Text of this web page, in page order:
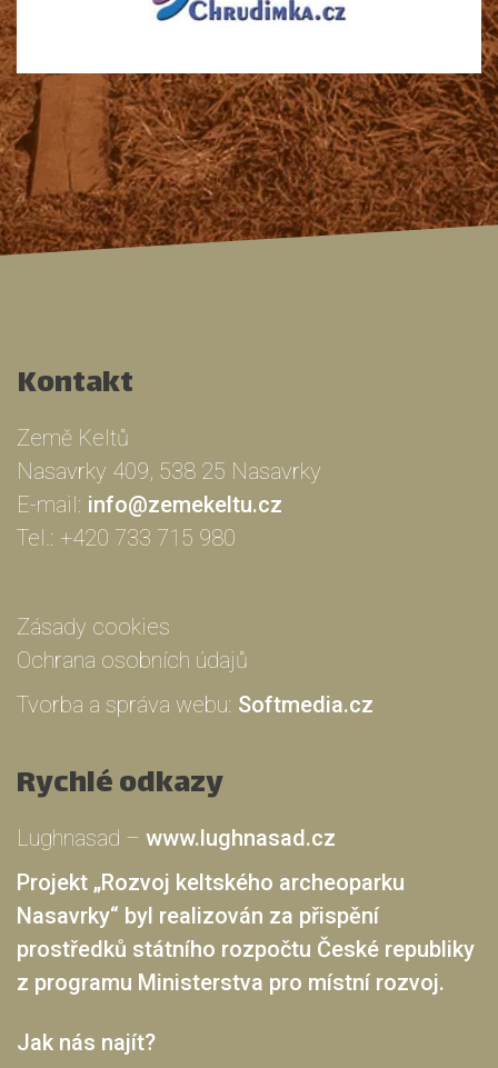
Kontakt
Země Keltů
Nasavrky 409, 538 25 Nasavrky
E-mail: info@zemekeltu.cz
Tel.: +420 733 715 980
Zásady cookies
Ochrana osobních údajů
Tvorba a správa webu: Softmedia.cz
Rychlé odkazy
Lughnasad – www.lughnasad.cz
Projekt „Rozvoj keltského archeoparku
Nasavrky“ byl realizován za přispění
prostředků státního rozpočtu České republiky
z programu Ministerstva pro místní rozvoj.
Jak nás najít?